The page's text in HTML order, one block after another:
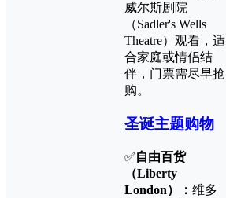
威尔斯剧院
（Sadler's Wells
Theatre）观看，适
合家庭或情侣结
伴，门票需尽早抢
购。
圣诞主题购物
✅自由百货
（Liberty
London）： 维多